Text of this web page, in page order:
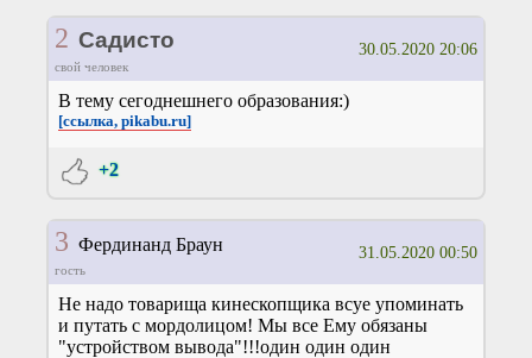
2 Садисто
свой человек
30.05.2020 20:06
В тему сегоднешнего образования:)
[ссылка, pikabu.ru]
+2
3 Фердинанд Браун
гость
31.05.2020 00:50
Не надо товарища кинескопщика всуе упоминать
и путать с мордолицом! Мы все Ему обязаны
"устройством вывода"!!!один один один